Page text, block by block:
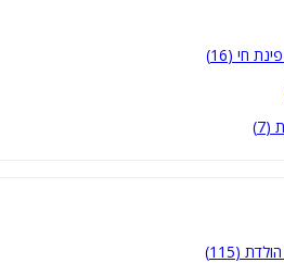
חי (
16
)
(
7
)
(
115
)